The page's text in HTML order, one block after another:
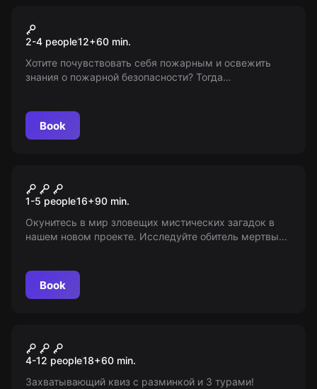
Пожарный квест
2-4 people12+60 min.
Хотите почувствовать себя пожарным и освежить
знания о пожарной безопасности? Тогда
для вас.
Book
Обитель мертвых
1-5 people16+90 min.
Окунитесь в мир зловещих мистических загадок в
нашем новом проекте. Исследуйте обитель мертвых
16+. Помни, ты всего лишь игрок...
Book
60 секунд
4-12 people18+60 min.
Захватывающий квиз с разминкой и 3 турами!